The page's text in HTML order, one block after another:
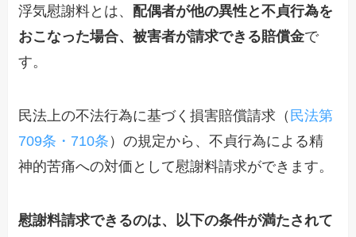
浮気慰謝料とは、 配偶者が他の異性と不貞行為を
おこなった場合、被害者が請求できる賠償金で
す。
民法上の不法行為に基づく損害賠償請求（ 民法第
709条・710条 ）の規定から、不貞行為による精
神的苦痛への対価として慰謝料請求ができます。
慰謝料請求できるのは、以下の条件が満たされて